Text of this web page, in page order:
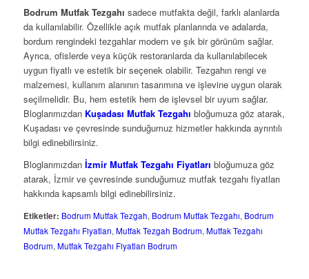
Bodrum Mutfak Tezgahı sadece mutfakta değil, farklı alanlarda
da kullanılabilir. Özellikle açık mutfak planlarında ve adalarda,
bordum rengindeki tezgahlar modern ve şık bir görünüm sağlar.
Ayrıca, ofislerde veya küçük restoranlarda da kullanılabilecek
uygun fiyatlı ve estetik bir seçenek olabilir. Tezgahın rengi ve
malzemesi, kullanım alanının tasarımına ve işlevine uygun olarak
seçilmelidir. Bu, hem estetik hem de işlevsel bir uyum sağlar.
Bloglarımızdan Kuşadası Mutfak Tezgahı bloğumuza göz atarak,
Kuşadası ve çevresinde sunduğumuz hizmetler hakkında ayrıntılı
bilgi edinebilirsiniz.
Bloglarımızdan İzmir Mutfak Tezgahı Fiyatları bloğumuza göz
atarak, İzmir ve çevresinde sunduğumuz mutfak tezgahı fiyatları
hakkında kapsamlı bilgi edinebilirsiniz.
Etiketler: Bodrum Mutfak Tezgah, Bodrum Mutfak Tezgahı, Bodrum
Mutfak Tezgahı Fiyatları,Mutfak Tezgah Bodrum,Mutfak Tezgahı
Bodrum,Mutfak Tezgahı Fiyatları Bodrum